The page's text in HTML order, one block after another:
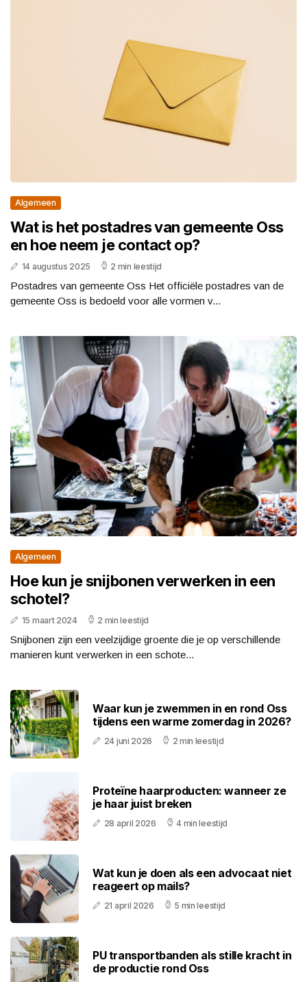
Algemeen
Wat is het postadres van gemeente Oss
en hoe neem je contact op?
14 augustus 2025 2 min leestijd
Postadres van gemeente Oss Het officiële postadres van de
gemeente Oss is bedoeld voor alle vormen v...
Algemeen
Hoe kun je snijbonen verwerken in een
schotel?
15 maart 2024 2 min leestijd
Snijbonen zijn een veelzijdige groente die je op verschillende
manieren kunt verwerken in een schote...
Waar kun je zwemmen in en rond Oss
tijdens een warme zomerdag in 2026?
24 juni 2026 2 min leestijd
Proteïne haarproducten: wanneer ze
je haar juist breken
28 april 2026 4 min leestijd
Wat kun je doen als een advocaat niet
reageert op mails?
21 april 2026 5 min leestijd
PU transportbanden als stille kracht in
de productie rond Oss